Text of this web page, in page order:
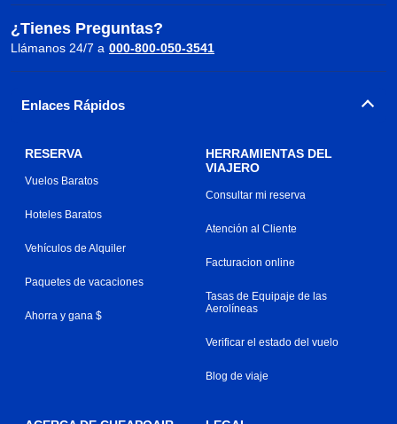
¿Tienes Preguntas?
Llámanos 24/7 a 000-800-050-3541
Enlaces Rápidos
RESERVA
Vuelos Baratos
Hoteles Baratos
Vehículos de Alquiler
Paquetes de vacaciones
Ahorra y gana $
HERRAMIENTAS DEL
VIAJERO
Consultar mi reserva
Atención al Cliente
Facturacion online
Tasas de Equipaje de las
Aerolíneas
Verificar el estado del vuelo
Blog de viaje